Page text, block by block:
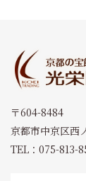
〒604-8484
京都市中京区西
TEL：075-813-